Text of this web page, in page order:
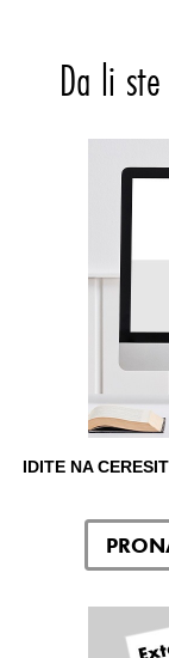
Da li
IDITE NA